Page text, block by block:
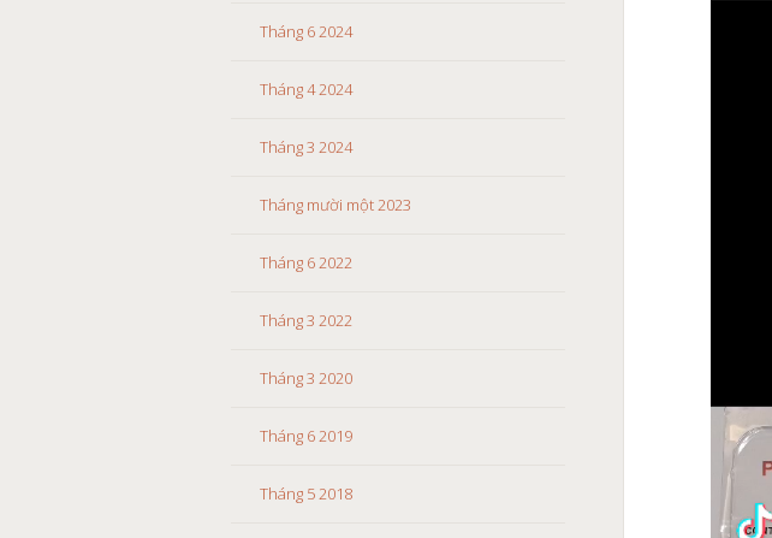
Tháng 6 2024
Tháng 4 2024
Tháng 3 2024
Tháng mười một 2023
Tháng 6 2022
Tháng 3 2022
Tháng 3 2020
Tháng 6 2019
Tháng 5 2018